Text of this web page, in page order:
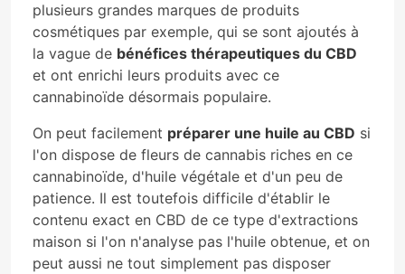
plusieurs grandes marques de produits
cosmétiques par exemple, qui se sont ajoutés à
la vague de bénéfices thérapeutiques du CBD
et ont enrichi leurs produits avec ce
cannabinoïde désormais populaire.
On peut facilement préparer une huile au CBD si
l'on dispose de fleurs de cannabis riches en ce
cannabinoïde, d'huile végétale et d'un peu de
patience. Il est toutefois difficile d'établir le
contenu exact en CBD de ce type d'extractions
maison si l'on n'analyse pas l'huile obtenue, et on
peut aussi ne tout simplement pas disposer